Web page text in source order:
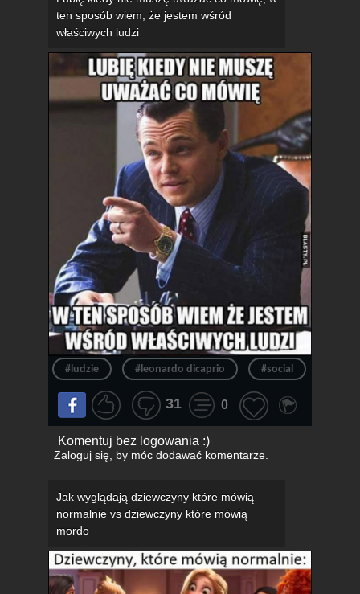
ten sposób wiem, że jestem wśród
właściwych ludzi
#ludzie #leonardo dicaprio #social
31 0
Komentuj bez logowania :)
Zaloguj się, by móc dodawać komentarze.
Jak wyglądają dziewczyny które mówią
normalnie vs dziewczyny które mówią
mordo